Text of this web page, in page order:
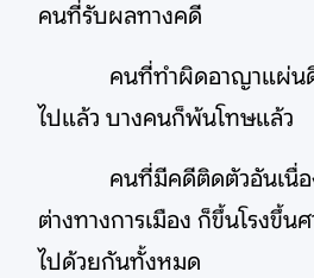
คนที่รับผลทางคดี
คนที่ทำผิดอาญาแผ่นดิน
ไปแล้ว บางคนก็พ้นโทษแล้ว
คนที่มีคดีติดตัวอันเนื่อง
ต่างทางการเมือง ก็ขึ้นโรงขึ้
ไปด้วยกันทั้งหมด